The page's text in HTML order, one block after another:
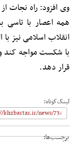
وی افزود: راه نجات
همه اعصار با تاسی
انقلاب اسلامی نیز با
با شکست مواجه کند و
قرار دهد.
لینک‌کوتاه:
برچسب‌ها: